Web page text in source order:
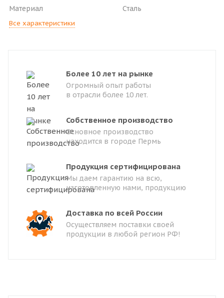
Материал
Сталь
Все характеристики
Более 10 лет на рынке
Огромный опыт работы
в отрасли более 10 лет.
Собственное производство
Основное производство
находится в городе Пермь
Продукция сертифицирована
Мы даем гарантию на всю,
изготовленную нами, продукцию
Доставка по всей России
Осуществляем поставки своей
продукции в любой регион РФ!